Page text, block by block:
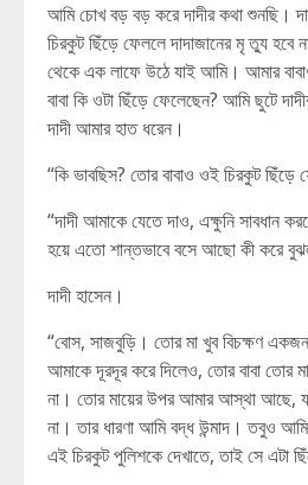
আমি চোখ বড় বড় করে দাদীর কথা শুনছি।
চিরকুট ছিঁড়ে ফেললে দাদাজানের মৃ ত্যু হবে
থেকে এক লাফে উঠে যাই আমি। আমার
বাবা কি ওটা ছিঁড়ে ফেলেছেন? আমি ছুটে
দাদী আমার হাত ধরেন।
“কি ভাবছিস? তোর বাবাও ওই চিরকুট ছিঁড়ে
“দাদী আমাকে যেতে দাও, এক্ষুনি সাবধান
হয়ে এতো শান্তভাবে বসে আছো কী করে
দাদী হাসেন।
“বোস, সাজবুড়ি। তোর মা খুব বিচক্ষণ
আমাকে দূরদূর করে দিলেও, তোর বাবা তোর
না। তোর মায়ের উপর আমার আস্থা আছে,
না। তার ধারণা আমি বদ্ধ উন্মাদ। তবুও
এই চিরকুট পুলিশকে দেখাতে, তাই সে এটা